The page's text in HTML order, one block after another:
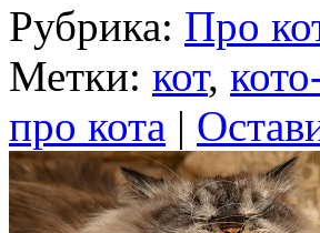
Рубрика: Про
Метки: кот,
про кота |